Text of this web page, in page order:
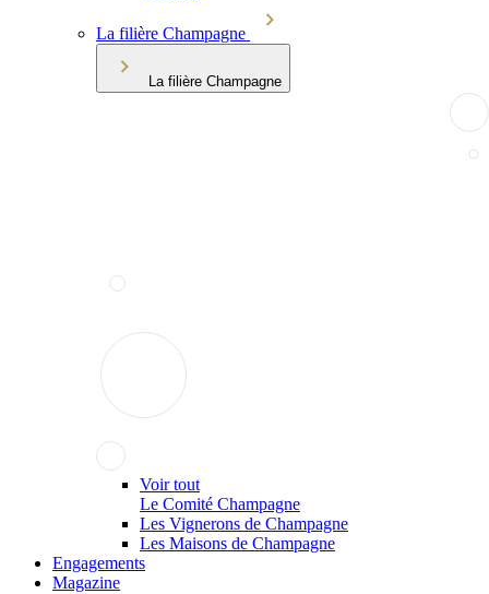
La filière Champagne
La filière Champagne
Voir tout
Le Comité Champagne
Les Vignerons de Champagne
Les Maisons de Champagne
Engagements
Magazine